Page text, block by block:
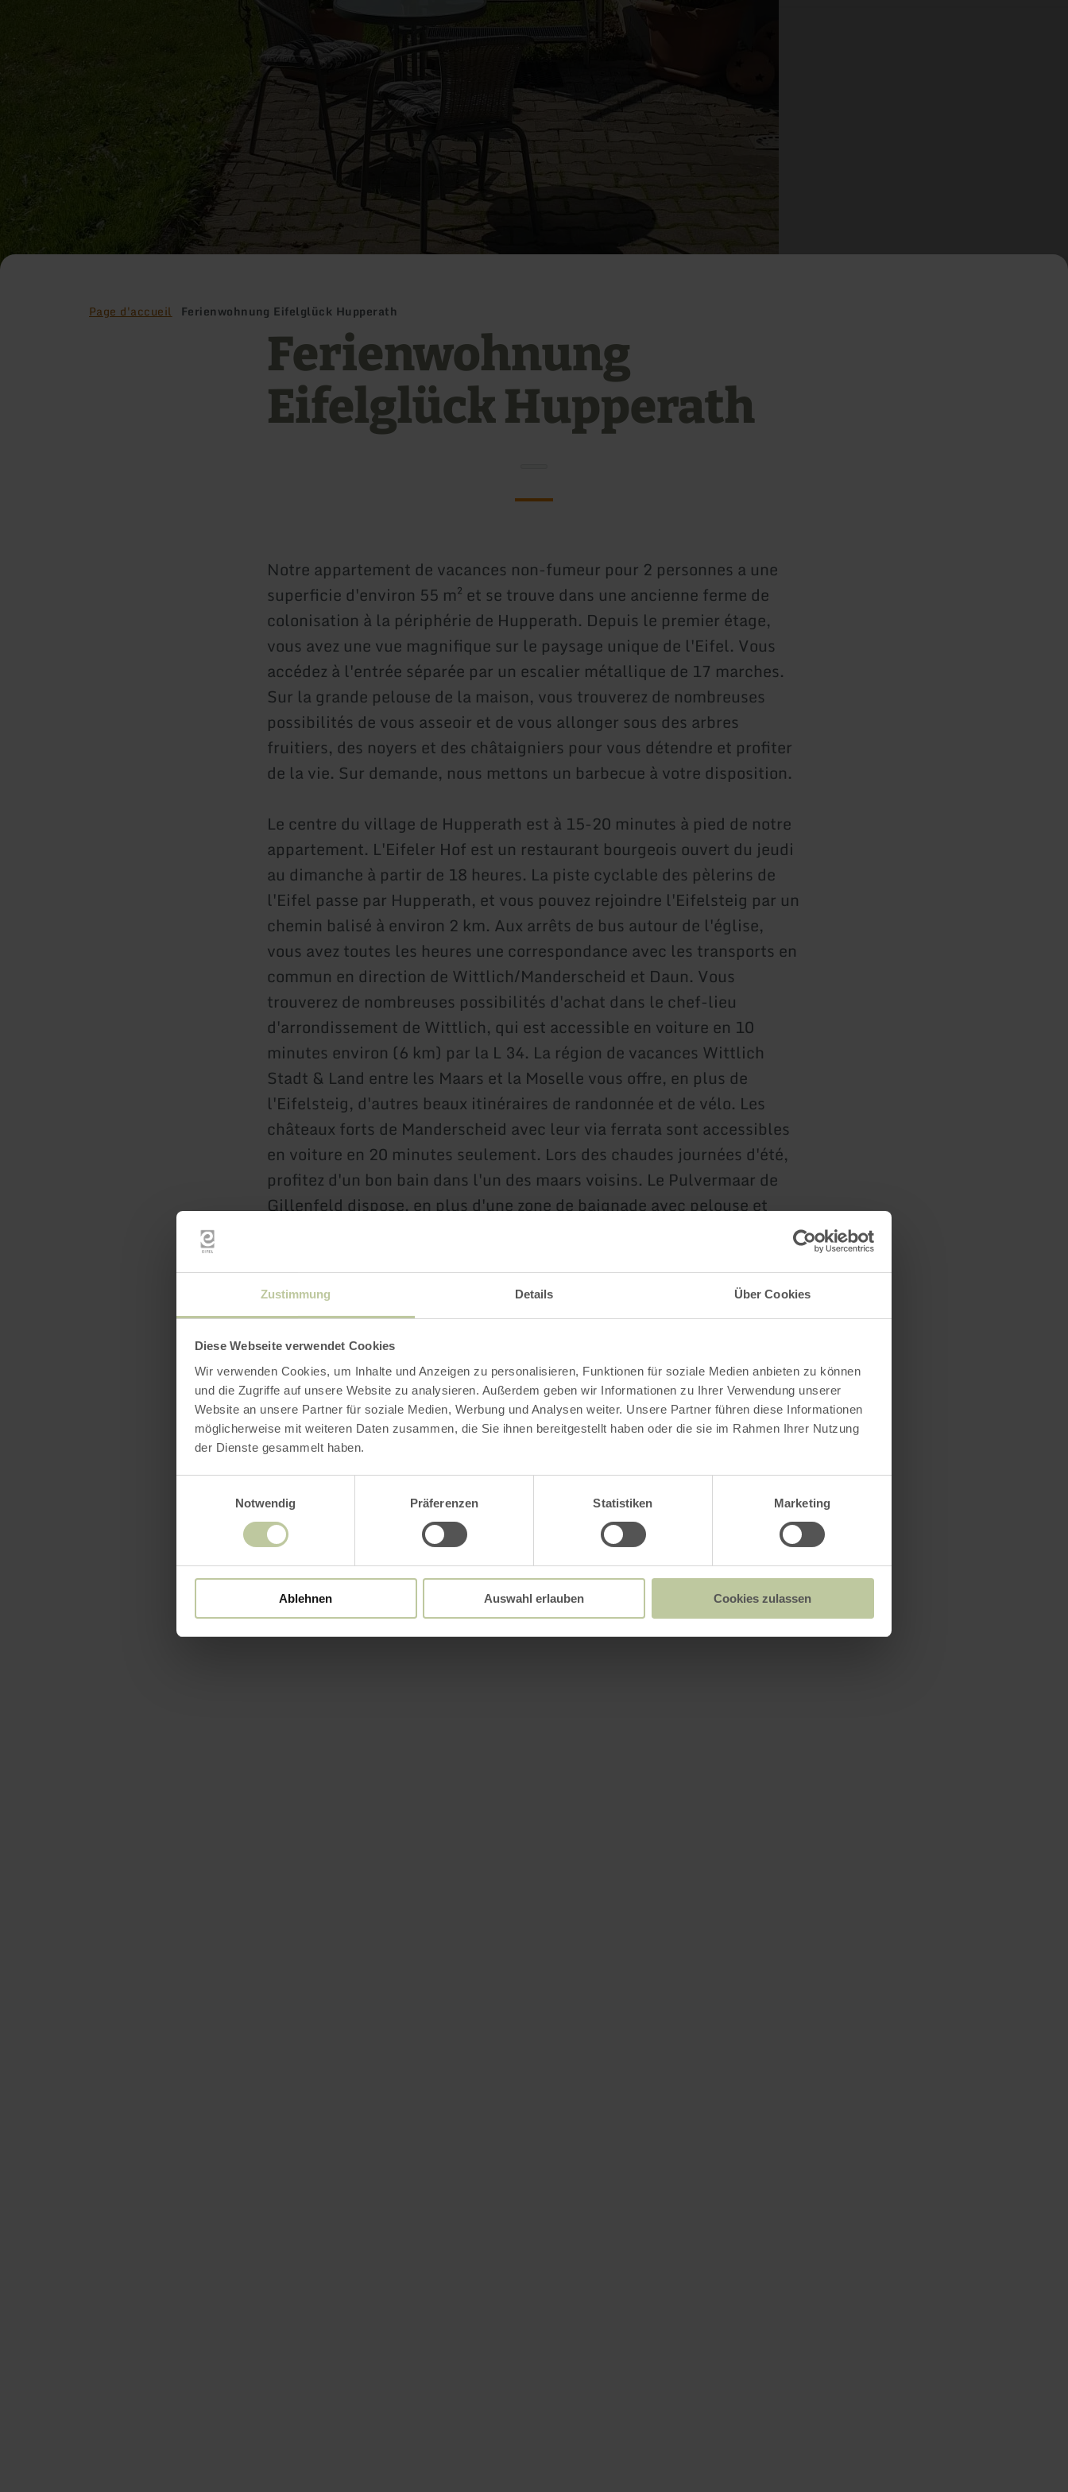
Zustimmung Details Über Cookies
Diese Webseite verwendet Cookies
Wir verwenden Cookies, um Inhalte und Anzeigen zu personalisieren, Funktionen für soziale Medien anbieten zu können
und die Zugriffe auf unsere Website zu analysieren. Außerdem geben wir Informationen zu Ihrer Verwendung unserer
Website an unsere Partner für soziale Medien, Werbung und Analysen weiter. Unsere Partner führen diese Informationen
möglicherweise mit weiteren Daten zusammen, die Sie ihnen bereitgestellt haben oder die sie im Rahmen Ihrer Nutzung
der Dienste gesammelt haben.
Notwendig
Präferenzen Statistiken Marketing
Ablehnen Auswahl erlauben Cookies zulassen
Page d'accueil Ferienwohnung Eifelglück Hupperath
Ferienwohnung
Eifelglück Hupperath
Notre appartement de vacances non-fumeur pour 2 personnes a une
superficie d'environ 55 m² et se trouve dans une ancienne ferme de
colonisation à la périphérie de Hupperath. Depuis le premier étage,
vous avez une vue magnifique sur le paysage unique de l'Eifel. Vous
accédez à l'entrée séparée par un escalier métallique de 17 marches.
Sur la grande pelouse de la maison, vous trouverez de nombreuses
possibilités de vous asseoir et de vous allonger sous des arbres
fruitiers, des noyers et des châtaigniers pour vous détendre et profiter
de la vie. Sur demande, nous mettons un barbecue à votre disposition.
Le centre du village de Hupperath est à 15-20 minutes à pied de notre
appartement. L'Eifeler Hof est un restaurant bourgeois ouvert du jeudi
au dimanche à partir de 18 heures. La piste cyclable des pèlerins de
l'Eifel passe par Hupperath, et vous pouvez rejoindre l'Eifelsteig par un
chemin balisé à environ 2 km. Aux arrêts de bus autour de l'église,
vous avez toutes les heures une correspondance avec les transports en
commun en direction de Wittlich/Manderscheid et Daun. Vous
trouverez de nombreuses possibilités d'achat dans le chef-lieu
d'arrondissement de Wittlich, qui est accessible en voiture en 10
minutes environ (6 km) par la L 34. La région de vacances Wittlich
Stadt & Land entre les Maars et la Moselle vous offre, en plus de
l'Eifelsteig, d'autres beaux itinéraires de randonnée et de vélo. Les
châteaux forts de Manderscheid avec leur via ferrata sont accessibles
en voiture en 20 minutes seulement. Lors des chaudes journées d'été,
profitez d'un bon bain dans l'un des maars voisins. Le Pulvermaar de
Gillenfeld dispose, en plus d'une zone de baignade avec pelouse et
la ville romaine de Trèves en 40 minutes environ en voiture ou vous
pouvez prendre le train à partir de la gare centrale de Wittlich pour
Plus d'informations
Équipements